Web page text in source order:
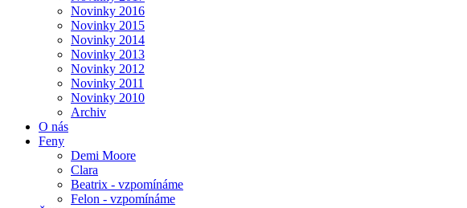
Novinky 2016
Novinky 2015
Novinky 2014
Novinky 2013
Novinky 2012
Novinky 2011
Novinky 2010
Archiv
O nás
Feny
Demi Moore
Clara
Beatrix - vzpomínáme
Felon - vzpomínáme